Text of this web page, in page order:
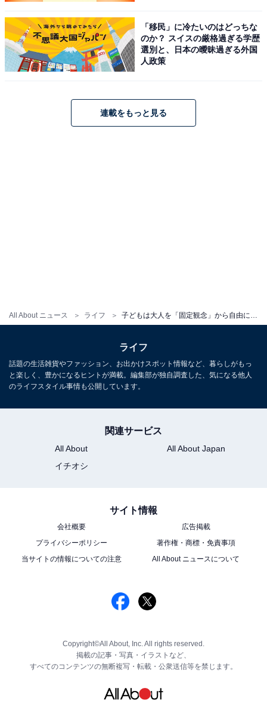
All About ニュース ライフ
「移民」に冷たいのはどっちな
のか？ スイスの厳格過ぎる学歴
選別と、日本の曖昧過ぎる外国
人政策
連載をもっと見る
ライフ
話題の生活雑貨やファッション、お出かけスポット情報など、暮らしがもっ
と楽しく、豊かになるヒントが満載。編集部が独自調査した、気になる他人
のライフスタイル事情も公開しています。
関連サービス
All About
All About Japan
イチオシ
サイト情報
会社概要
広告掲載
プライバシーポリシー
著作権・商標・免責事項
当サイトの情報についての注意
All About ニュースについて
Copyright©All About, Inc. All rights reserved.
掲載の記事・写真・イラストなど、
すべてのコンテンツの無断複写・転載・公衆送信等を禁じます。